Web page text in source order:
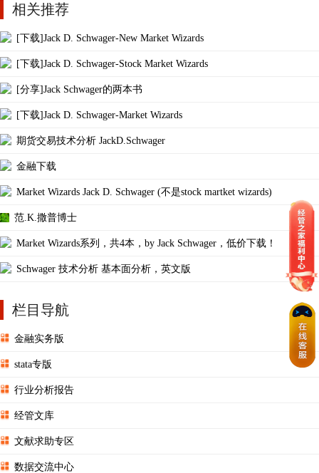
相关推荐
[下载]Jack D. Schwager-New Market Wizards
[下载]Jack D. Schwager-Stock Market Wizards
[分享]Jack Schwager的两本书
[下载]Jack D. Schwager-Market Wizards
期货交易技术分析 JackD.Schwager
金融下载
Market Wizards Jack D. Schwager (不是stock martket wizards)
范.K.撒普博士
Market Wizards系列，共4本，by Jack Schwager，低价下载！
Schwager 技术分析 基本面分析，英文版
栏目导航
金融实务版
stata专版
行业分析报告
经管文库
文献求助专区
数据交流中心